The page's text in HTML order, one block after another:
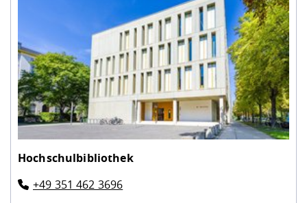
Hochschulbibliothek
+49 351 462 3696